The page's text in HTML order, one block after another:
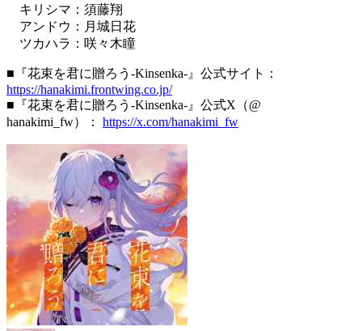
キリシマ：須藤翔
アンドウ：月城日花
ツカハラ：咲々木瞳
■『花束を君に贈ろう-Kinsenka-』公式サイト：
https://hanakimi.frontwing.co.jp/
■『花束を君に贈ろう-Kinsenka-』公式X（@
hanakimi_fw）： https://x.com/hanakimi_fw